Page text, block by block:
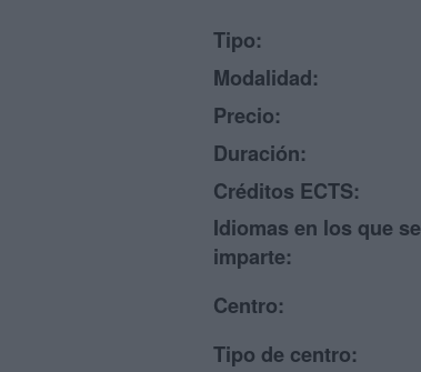
Tipo:
Modalidad:
Precio:
Duración:
Créditos ECTS:
Idiomas en los que se
imparte:
Centro:
Tipo de centro: